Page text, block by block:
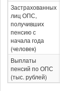
Застрахованных
лиц ОПС,
получивших
пенсию с
начала года
(человек)
Выплаты
пенсий по ОПС
(тыс. рублей)